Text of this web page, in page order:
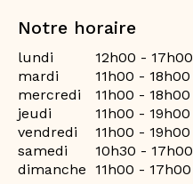
Notre horaire
lundi
12h00 - 17h00
mardi
11h00 - 18h00
mercredi
11h00 - 18h00
jeudi
11h00 - 19h00
vendredi
11h00 - 19h00
samedi
10h30 - 17h00
dimanche
11h00 - 17h00